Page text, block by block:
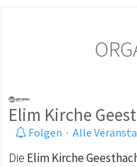
Elim Kirche
Folgen · Alle
Die Elim Kirche